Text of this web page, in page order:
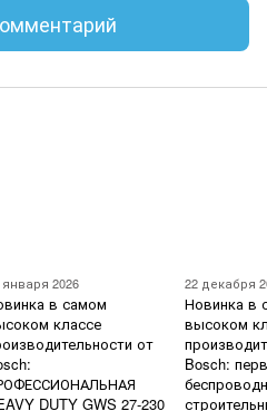
января 2026
в самом
классе
от
DUTY GWS 27-230
22 декабря
Новинка в
высоком
Bosch: